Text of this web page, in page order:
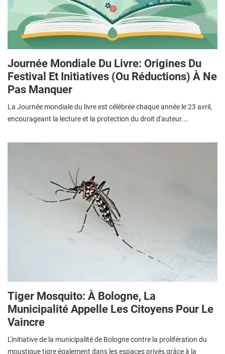
Journée Mondiale Du Livre: Origines Du
Festival Et Initiatives (ou Réductions) À Ne
Pas Manquer
La Journée mondiale du livre est célébrée chaque année le 23 avril,
encourageant la lecture et la protection du droit d'auteur.…
Tiger Mosquito: À Bologne, La
Municipalité Appelle Les Citoyens Pour Le
Vaincre
L'initiative de la municipalité de Bologne contre la prolifération du
moustique tigre également dans les espaces privés grâce à la